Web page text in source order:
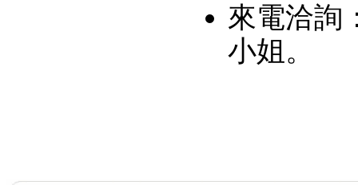
來電洽詢
小姐。